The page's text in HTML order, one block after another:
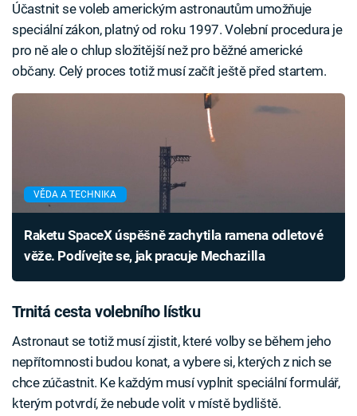
Účastnit se voleb americkým astronautům umožňuje
speciální zákon, platný od roku 1997. Volební procedura je
pro ně ale o chlup složitější než pro běžné americké
občany. Celý proces totiž musí začít ještě před startem.
VĚDA A TECHNIKA
Raketu SpaceX úspěšně zachytila ramena odletové
věže. Podívejte se, jak pracuje Mechazilla
Trnitá cesta volebního lístku
Astronaut se totiž musí zjistit, které volby se během jeho
nepřítomnosti budou konat, a vybere si, kterých z nich se
chce zúčastnit. Ke každým musí vyplnit speciální formulář,
kterým potvrdí, že nebude volit v místě bydliště.